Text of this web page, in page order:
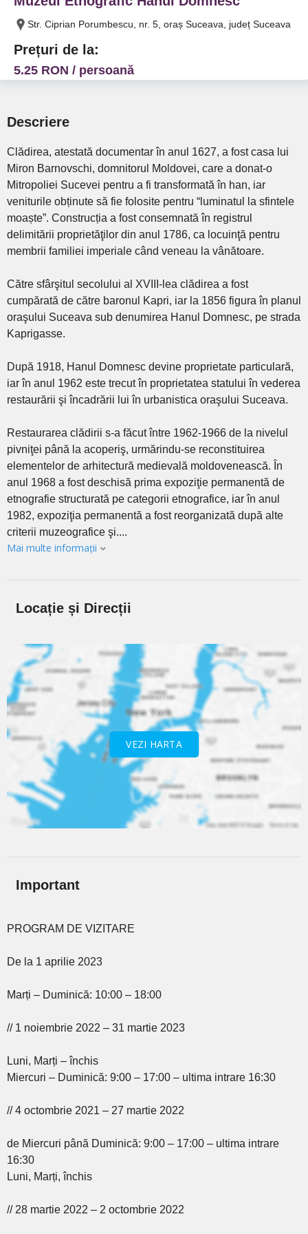
Str. Ciprian Porumbescu, nr. 5, oraș Suceava, județ Suceava
Prețuri de la:
5.25 RON / persoană
Descriere
Clădirea, atestată documentar în anul 1627, a fost casa lui
Miron Barnovschi, domnitorul Moldovei, care a donat-o
Mitropoliei Sucevei pentru a fi transformată în han, iar
veniturile obținute să fie folosite pentru “luminatul la sfintele
moaște”. Construcția a fost consemnată în registrul
delimitării proprietăţilor din anul 1786, ca locuinţă pentru
membrii familiei imperiale când veneau la vânătoare.
Către sfârşitul secolului al XVIII-lea clădirea a fost
cumpărată de către baronul Kapri, iar la 1856 figura în planul
oraşului Suceava sub denumirea Hanul Domnesc, pe strada
Kaprigasse.
După 1918, Hanul Domnesc devine proprietate particulară,
iar în anul 1962 este trecut în proprietatea statului în vederea
restaurării şi încadrării lui în urbanistica oraşului Suceava.
Restaurarea clădirii s-a făcut între 1962-1966 de la nivelul
pivniţei până la acoperiş, urmărindu-se reconstituirea
elementelor de arhitectură medievală moldovenească. În
anul 1968 a fost deschisă prima expoziţie permanentă de
etnografie structurată pe categorii etnografice, iar în anul
1982, expoziţia permanentă a fost reorganizată după alte
criterii muzeografice şi....
Mai multe informații
Locație și Direcții
VEZI HARTA
Important
PROGRAM DE VIZITARE
De la 1 aprilie 2023
Marți – Duminică: 10:00 – 18:00
// 1 noiembrie 2022 – 31 martie 2023
Luni, Marți – închis
Miercuri – Duminică: 9:00 – 17:00 – ultima intrare 16:30
// 4 octombrie 2021 – 27 martie 2022
de Miercuri până Duminică: 9:00 – 17:00 – ultima intrare
16:30
Luni, Marți, închis
// 28 martie 2022 – 2 octombrie 2022